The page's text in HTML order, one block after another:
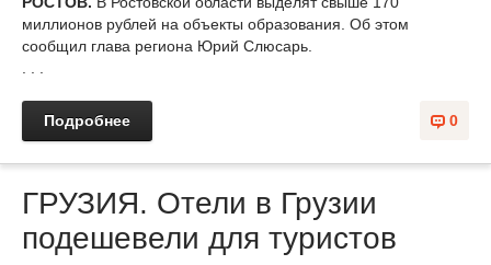
миллионов рублей на объекты образования. Об этом
сообщил глава региона Юрий Слюсарь.
. . .
0
Подробнее
ГРУЗИЯ. Отели в Грузии
подешевели для туристов